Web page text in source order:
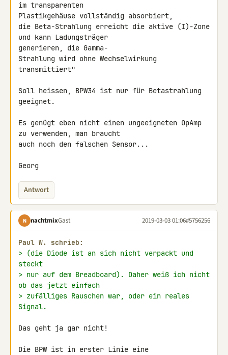
im transparenten
Plastikgehäuse vollständig absorbiert,
die Beta-Strahlung erreicht die aktive (I)-Zone
und kann Ladungsträger
generieren, die Gamma-
Strahlung wird ohne Wechselwirkung
transmittiert"
Soll heissen, BPW34 ist nur für Betastrahlung
geeignet.
Es genügt eben nicht einen ungeeigneten OpAmp
zu verwenden, man braucht
auch noch den falschen Sensor...
Georg
Antwort
N nachtmixGast 2019-03-03 01:06#5756256
Paul W. schrieb:
> (die Diode ist an sich nicht verpackt und
steckt
> nur auf dem Breadboard). Daher weiß ich nicht
ob das jetzt einfach
> zufälliges Rauschen war, oder ein reales
Signal.
Das geht ja gar nicht!
Die BPW ist in erster Linie eine